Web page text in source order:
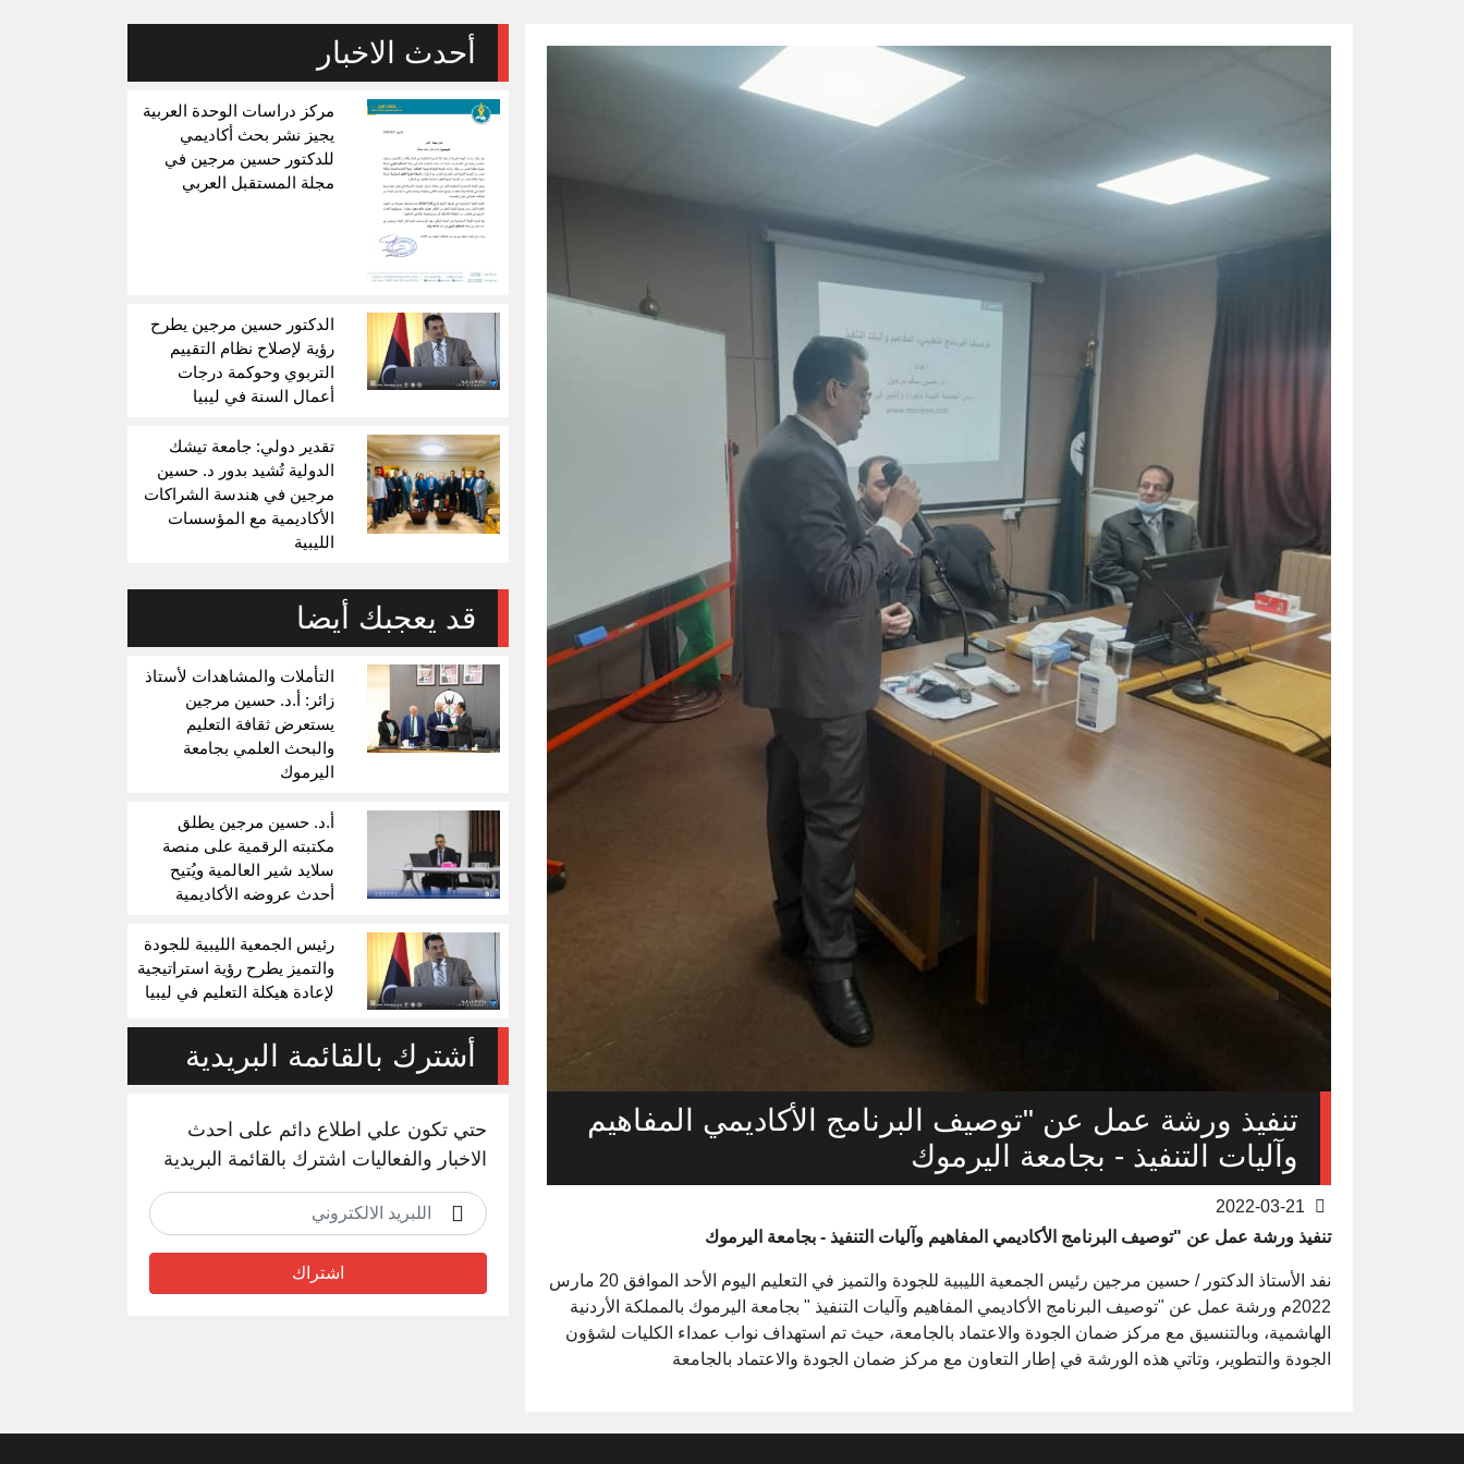
تنفيذ ورشة عمل عن "توصيف البرنامج الأكاديمي المفاهيم
وآليات التنفيذ - بجامعة اليرموك
تنفيذ ورشة عمل عن "توصيف البرنامج الأكاديمي المفاهيم وآليات التنفيذ - بجامعة اليرموك
نفد الأستاذ الدكتور / حسين مرجين رئيس الجمعية الليبية للجودة والتميز في التعليم اليوم الأحد الموافق 20 مارس
2022م ورشة عمل عن "توصيف البرنامج الأكاديمي المفاهيم وآليات التنفيذ " بجامعة اليرموك بالمملكة الأردنية
الهاشمية، وبالتنسيق مع مركز ضمان الجودة والاعتماد بالجامعة، حيث تم استهداف نواب عمداء الكليات لشؤون
الجودة والتطوير، وتاتي هذه الورشة في إطار التعاون مع مركز ضمان الجودة والاعتماد بالجامعة
أحدث الاخبار
مركز دراسات الوحدة العربية
يجيز نشر بحث أكاديمي
للدكتور حسين مرجين في
مجلة المستقبل العربي
الدكتور حسين مرجين يطرح
رؤية لإصلاح نظام التقييم
التربوي وحوكمة درجات
أعمال السنة في ليبيا
تقدير دولي: جامعة تيشك
الدولية تُشيد بدور د. حسين
مرجين في هندسة الشراكات
الأكاديمية مع المؤسسات
الليبية
قد يعجبك أيضا
التأملات والمشاهدات لأستاذ
زائر: أ.د. حسين مرجين
يستعرض ثقافة التعليم
والبحث العلمي بجامعة
اليرموك
أ.د. حسين مرجين يطلق
مكتبته الرقمية على منصة
سلايد شير العالمية ويُتيح
أحدث عروضه الأكاديمية
رئيس الجمعية الليبية للجودة
والتميز يطرح رؤية استراتيجية
لإعادة هيكلة التعليم في ليبيا
أشترك بالقائمة البريدية
حتي تكون علي اطلاع دائم على احدث
الاخبار والفعاليات اشترك بالقائمة البريدية
اشتراك